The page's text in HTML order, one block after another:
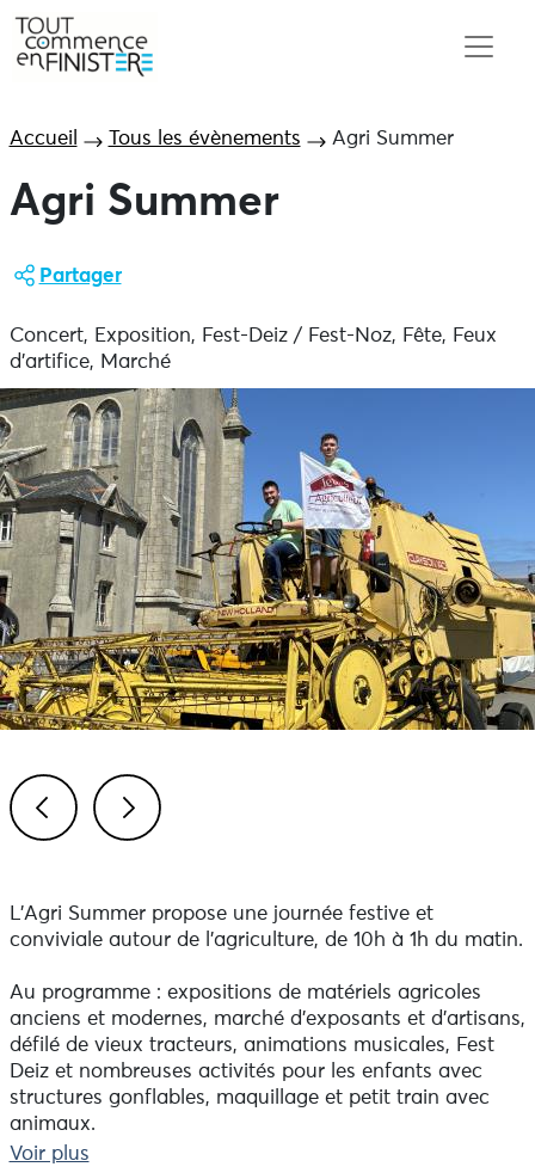
Accueil Tous les évènements Agri Summer
Agri Summer
Partager
Concert, Exposition, Fest-Deiz / Fest-Noz, Fête, Feux
d'artifice, Marché
L’Agri Summer propose une journée festive et
conviviale autour de l’agriculture, de 10h à 1h du matin.
Au programme : expositions de matériels agricoles
anciens et modernes, marché d’exposants et d’artisans,
défilé de vieux tracteurs, animations musicales, Fest
Deiz et nombreuses activités pour les enfants avec
structures gonflables, maquillage et petit train avec
animaux.
Voir plus